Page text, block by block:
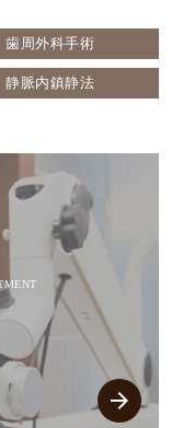
歯周外科手術
静脈内鎮静法
arrow_forward